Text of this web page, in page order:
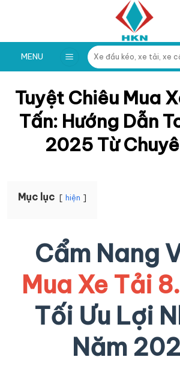
MENU
Tìm
kiếm:
Tuyệt Chiêu Mua
Tấn: Hướng Dẫn
2025 Từ
Mục lục hiện
Cẩm Nang
Mua Xe Tải
Tối Ưu Lợi
Năm